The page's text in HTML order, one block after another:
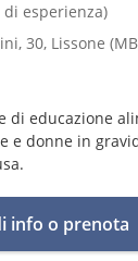
esperienza)
30, Lissone
di educazione
e donne in
info o prenota